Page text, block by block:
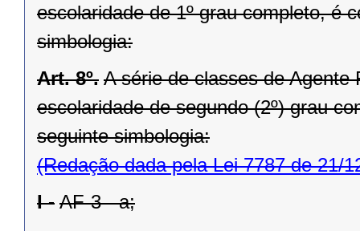
escolaridade de 1º grau completo, é
simbologia:
Art. 8º. A série de classes de
escolaridade de segundo (2º) grau
seguinte simbologia:
(Redação dada pela Lei 7787 de 21/
I - AF-3 - a;